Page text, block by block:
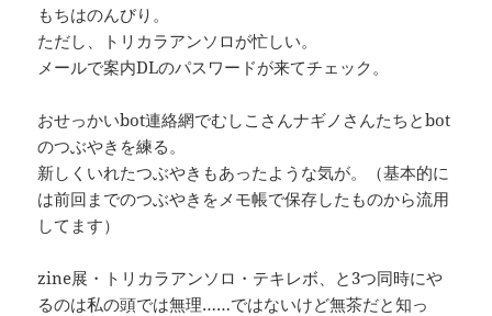
もちはのんびり。
ただし、トリカラアンソロが忙しい。
メールで案内DLのパスワードが来てチェック。
おせっかいbot連絡網でむしこさんナギノさんたちとbot
のつぶやきを練る。
新しくいれたつぶやきもあったような気が。（基本的に
は前回までのつぶやきをメモ帳で保存したものから流用
してます）
zine展・トリカラアンソロ・テキレボ、と3つ同時にや
るのは私の頭では無理……ではないけど無茶だと知っ